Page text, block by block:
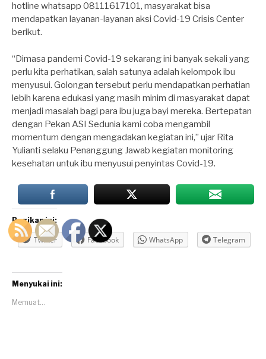
hotline whatsapp 08111617101, masyarakat bisa
mendapatkan layanan-layanan aksi Covid-19 Crisis Center
berikut.
“Dimasa pandemi Covid-19 sekarang ini banyak sekali yang
perlu kita perhatikan, salah satunya adalah kelompok ibu
menyusui. Golongan tersebut perlu mendapatkan perhatian
lebih karena edukasi yang masih minim di masyarakat dapat
menjadi masalah bagi para ibu juga bayi mereka. Bertepatan
dengan Pekan ASI Sedunia kami coba mengambil
momentum dengan mengadakan kegiatan ini,” ujar Rita
Yulianti selaku Penanggung Jawab kegiatan monitoring
kesehatan untuk ibu menyusui penyintas Covid-19.
Bagikan ini:
Twitter Facebook WhatsApp Telegram
Menyukai ini:
Memuat...